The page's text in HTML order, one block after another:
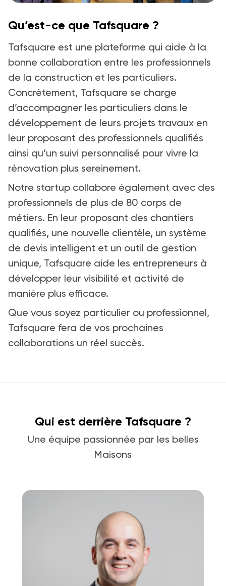
Qu’est-ce que Tafsquare ?
Tafsquare est une plateforme qui aide à la
bonne collaboration entre les professionnels
de la construction et les particuliers.
Concrètement, Tafsquare se charge
d’accompagner les particuliers dans le
développement de leurs projets travaux en
leur proposant des professionnels qualifiés
ainsi qu’un suivi personnalisé pour vivre la
rénovation plus sereinement.
Notre startup collabore également avec des
professionnels de plus de 80 corps de
métiers. En leur proposant des chantiers
qualifiés, une nouvelle clientèle, un système
de devis intelligent et un outil de gestion
unique, Tafsquare aide les entrepreneurs à
développer leur visibilité et activité de
manière plus efficace.
Que vous soyez particulier ou professionnel,
Tafsquare fera de vos prochaines
collaborations un réel succès.
Qui est derrière Tafsquare ?
Une équipe passionnée par les belles
Maisons